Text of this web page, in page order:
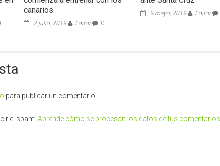
canarios
2 julio, 2019 Editor 0
9 mayo, 2019 Editor
para publicar un comentario.
el spam. Aprende cómo se procesan los datos de tus comentarios.